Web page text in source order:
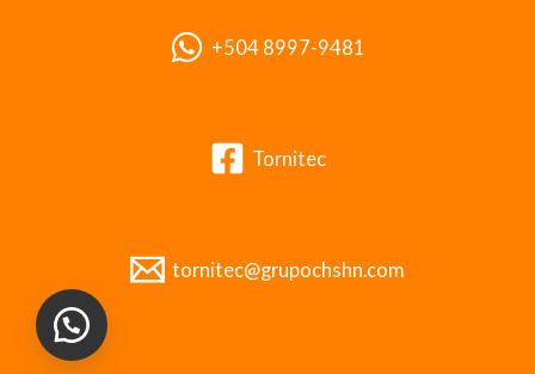
+504 8997-9481
Tornitec
tornitec@grupochshn.com